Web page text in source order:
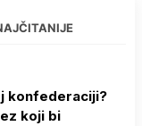
konfederaciji?
koji bi